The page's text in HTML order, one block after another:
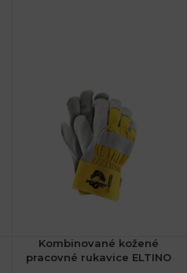
Kombinované kožené
pracovné rukavice ELTINO